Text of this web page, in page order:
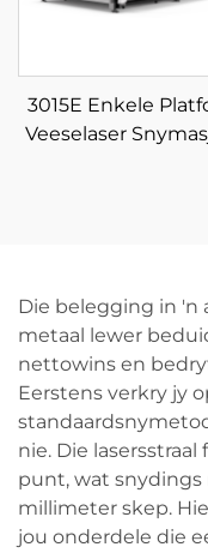
3015E Enkele
Veeselaser
Die belegging in 'n
metaal lewer
nettowins en
Eerstens verkry jy
nie. Die
punt, wat snydings
millimeter skep.
jou onderdele die